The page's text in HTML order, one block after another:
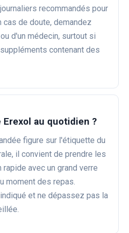
recommandés pour
cas de doute, demandez
d'un médecin, surtout si
contenant des
Erexol au quotidien ?
figure sur l'étiquette du
il convient de prendre les
avec un grand verre
moment des repas.
et ne dépassez pas la